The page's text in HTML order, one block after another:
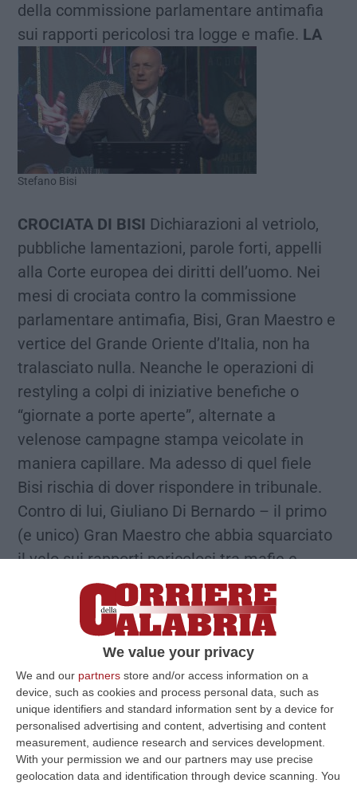
We value your privacy
We and our partners store and/or access information on a
device, such as cookies and process personal data, such as
unique identifiers and standard information sent by a device for
personalised advertising and content, advertising and content
measurement, audience research and services development.
With your permission we and our partners may use precise
geolocation data and identification through device scanning. You
della commissione parlamentare antimafia
sui rapporti pericolosi tra logge e mafie.
Stefano Bisi
LA
CROCIATA DI BISI Dichiarazioni al vetriolo,
pubbliche lamentazioni, parole forti, appelli
alla Corte europea dei diritti dell’uomo. Nei
mesi di crociata contro la commissione
parlamentare antimafia, Bisi, Gran Maestro e
vertice del Grande Oriente d’Italia, non ha
tralasciato nulla. Neanche le operazioni di
restyling a colpi di iniziative benefiche o
“giornate a porte aperte”, alternate a
velenose campagne stampa veicolate in
maniera capillare. Ma adesso di quel fiele
Bisi rischia di dover rispondere in tribunale.
Contro di lui, Giuliano Di Bernardo – il primo
(e unico) Gran Maestro che abbia squarciato
il velo sui rapporti pericolosi tra mafie e
obbedienze in Italia – ha presentato querela
per diffamazione.COLPEVOLE DI VERITÀ
Massimo vertice del Goi ben prima di Bisi, Di
Bernardo è andato via sbattendo la porta
quando, da capo della più numerosa
obbedienza italiana, ha scoperto la – per sua
stessa ammissione – incontrollata e
incontrollabile presenza di ‘ndranghetisti e
mafiosi (anche di rango) affratellati sotto i